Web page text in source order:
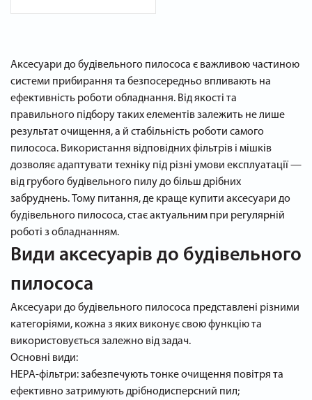
Аксесуари до будівельного пилососа є важливою частиною
системи прибирання та безпосередньо впливають на
ефективність роботи обладнання. Від якості та
правильного підбору таких елементів залежить не лише
результат очищення, а й стабільність роботи самого
пилососа. Використання відповідних фільтрів і мішків
дозволяє адаптувати техніку під різні умови експлуатації —
від грубого будівельного пилу до більш дрібних
забруднень. Тому питання, де краще купити аксесуари до
будівельного пилососа, стає актуальним при регулярній
роботі з обладнанням.
Види аксесуарів до будівельного
пилососа
Аксесуари до будівельного пилососа представлені різними
категоріями, кожна з яких виконує свою функцію та
використовується залежно від задач.
Основні види:
HEPA-фільтри: забезпечують тонке очищення повітря та
ефективно затримують дрібнодисперсний пил;